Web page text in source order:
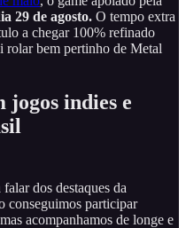
29 de agosto. O tempo extra
a chegar 100% refinado
rolar bem pertinho de Metal
jogos indies e
dos destaques da
conseguimos participar
acompanhamos de longe e